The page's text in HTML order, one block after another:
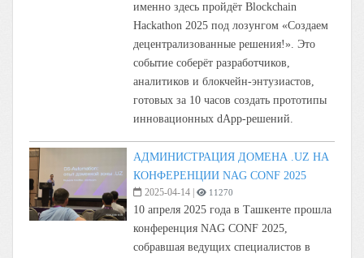
именно здесь пройдёт Blockchain
Hackathon 2025 под лозунгом «Создаем
децентрализованные решения!». Это
событие соберёт разработчиков,
аналитиков и блокчейн-энтузиастов,
готовых за 10 часов создать прототипы
инновационных dApp-решений.
АДМИНИСТРАЦИЯ ДОМЕНА .UZ НА
КОНФЕРЕНЦИИ NAG CONF 2025
2025-04-14 11270
10 апреля 2025 года в Ташкенте прошла
конференция NAG CONF 2025,
собравшая ведущих специалистов в